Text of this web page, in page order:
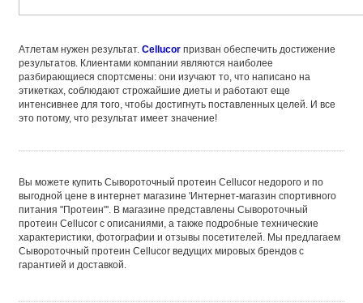
Атлетам нужен результат. Cellucor призван обеспечить достижение
результатов. Клиентами компании являются наиболее
разбирающиеся спортсмены: они изучают то, что написано на
этикетках, соблюдают строжайшие диеты и работают еще
интенсивнее для того, чтобы достигнуть поставленных целей. И все
это потому, что результат имеет значение!
Вы можете купить Сывороточный протеин Cellucor недорого и по
выгодной цене в интернет магазине 'Интернет-магазин спортивного
питания "Протеин"'. В магазине представлены Сывороточный
протеин Cellucor с описаниями, а также подробные технические
характеристики, фотографии и отзывы посетителей. Мы предлагаем
Сывороточный протеин Cellucor ведущих мировых брендов с
гарантией и доставкой.